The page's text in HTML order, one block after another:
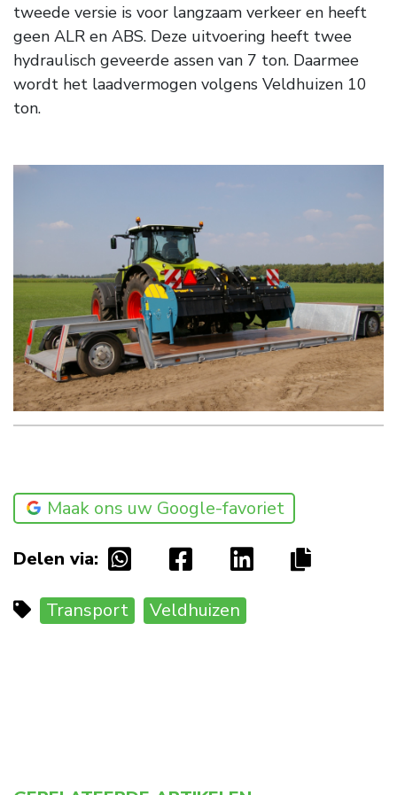
tweede versie is voor langzaam verkeer en heeft
geen ALR en ABS. Deze uitvoering heeft twee
hydraulisch geveerde assen van 7 ton. Daarmee
wordt het laadvermogen volgens Veldhuizen 10
ton.
Maak ons uw Google-favoriet
Delen via:
Transport Veldhuizen